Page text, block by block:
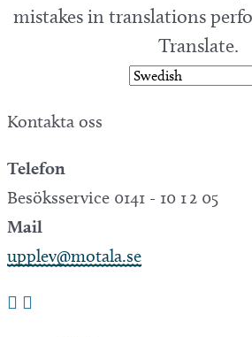
mistakes in translations
Translate.
Kontakta oss
Telefon
Besöksservice 0141 - 10 1 2 05
Mail
upplev@motala.se